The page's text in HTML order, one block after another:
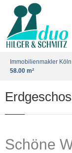
Immobilienmakler Köln
58.00 m²
Schöne